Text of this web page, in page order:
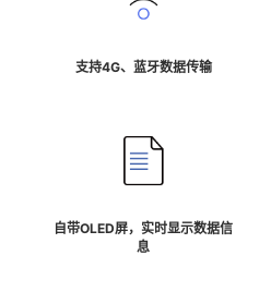
支持4G、蓝牙数据传输
自带OLED屏，实时显示数据信
息